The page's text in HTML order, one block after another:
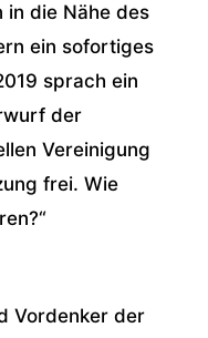
in die Nähe des
ein sofortiges
sprach ein
der
Vereinigung
frei. Wie
Vordenker der